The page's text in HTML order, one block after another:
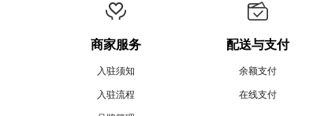
商家服务
入驻须知
入驻流程
配送与支付
余额支付
在线支付